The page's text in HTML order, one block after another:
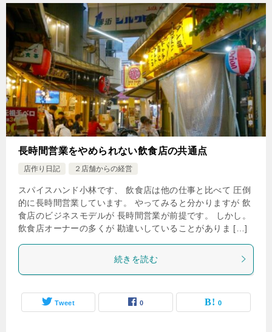
長時間営業をやめられない飲食店の共通点
店作り日記 ２店舗からの経営
スパイスハンド小林です、 飲食店は他の仕事と比べて 圧倒
的に長時間営業しています。 やってみると分かりますが 飲
食店のビジネスモデルが 長時間営業が前提です。 しかし。
飲食店オーナーの多くが 勘違いしていることがありま […]
続きを読む
Tweet 0 0